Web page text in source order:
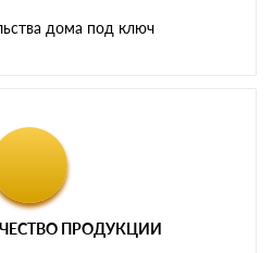
дома под ключ
ПРОДУКЦИИ